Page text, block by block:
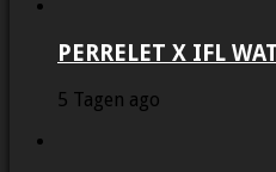
PERRELET X IFL
5 Tagen ago